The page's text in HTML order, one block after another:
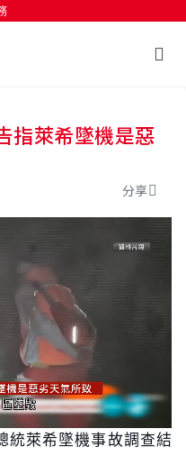
搜尋
指萊希墜機是惡
分享
統萊希墜機事故調查結